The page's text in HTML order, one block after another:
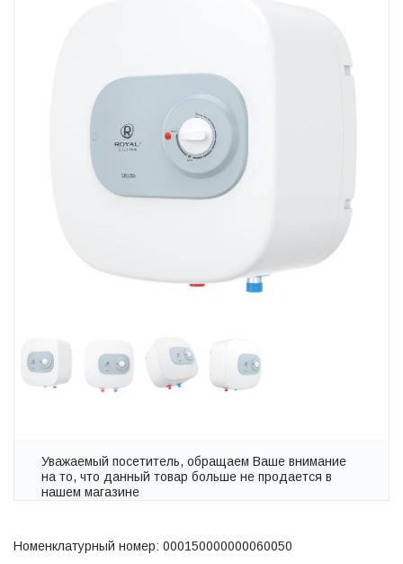
Уважаемый посетитель, обращаем Ваше внимание
на то, что данный товар больше не продается в
нашем магазине
Номенклатурный номер: 000150000000060050